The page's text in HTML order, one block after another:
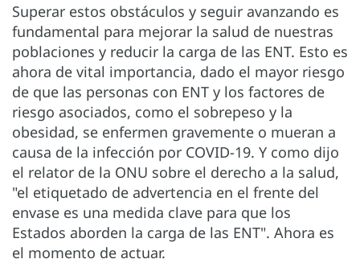
Superar estos obstáculos y seguir avanzando es
fundamental para mejorar la salud de nuestras
poblaciones y reducir la carga de las ENT. Esto es
ahora de vital importancia, dado el mayor riesgo
de que las personas con ENT y los factores de
riesgo asociados, como el sobrepeso y la
obesidad, se enfermen gravemente o mueran a
causa de la infección por COVID-19. Y como dijo
el relator de la ONU sobre el derecho a la salud,
"el etiquetado de advertencia en el frente del
envase es una medida clave para que los
Estados aborden la carga de las ENT". Ahora es
el momento de actuar.